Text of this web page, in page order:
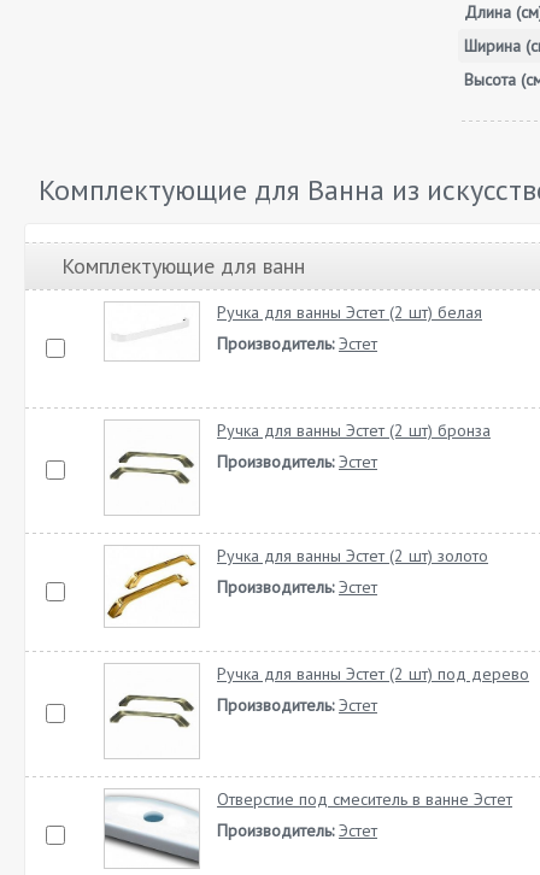
Длина
Ширина
Высота
Комплектующие для Ванна из
Комплектующие для ванн
Ручка для ванны Эстет (2 шт) белая
Производитель: Эстет
Ручка для ванны Эстет (2 шт) бронза
Производитель: Эстет
Ручка для ванны Эстет (2 шт) золото
Производитель: Эстет
Ручка для ванны Эстет (2 шт) под дерево
Производитель: Эстет
Отверстие под смеситель в ванне Эстет
Производитель: Эстет